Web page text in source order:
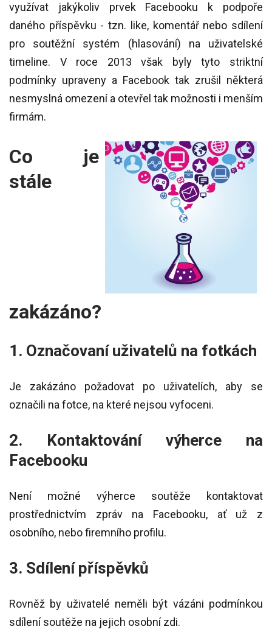
využívat jakýkoliv prvek Facebooku k podpoře
daného příspěvku - tzn. like, komentář nebo sdílení
pro soutěžní systém (hlasování) na uživatelské
timeline. V roce 2013 však byly tyto striktní
podmínky upraveny a Facebook tak zrušil některá
nesmyslná omezení a otevřel tak možnosti i menším
firmám.
Co je
stále
zakázáno?
1. Označovaní uživatelů na fotkách
Je zakázáno požadovat po uživatelích, aby se
označili na fotce, na které nejsou vyfoceni.
2. Kontaktování výherce na
Facebooku
Není možné výherce soutěže kontaktovat
prostřednictvím zpráv na Facebooku, ať už z
osobního, nebo firemního profilu.
3. Sdílení příspěvků
Rovněž by uživatelé neměli být vázáni podmínkou
sdílení soutěže na jejich osobní zdi.